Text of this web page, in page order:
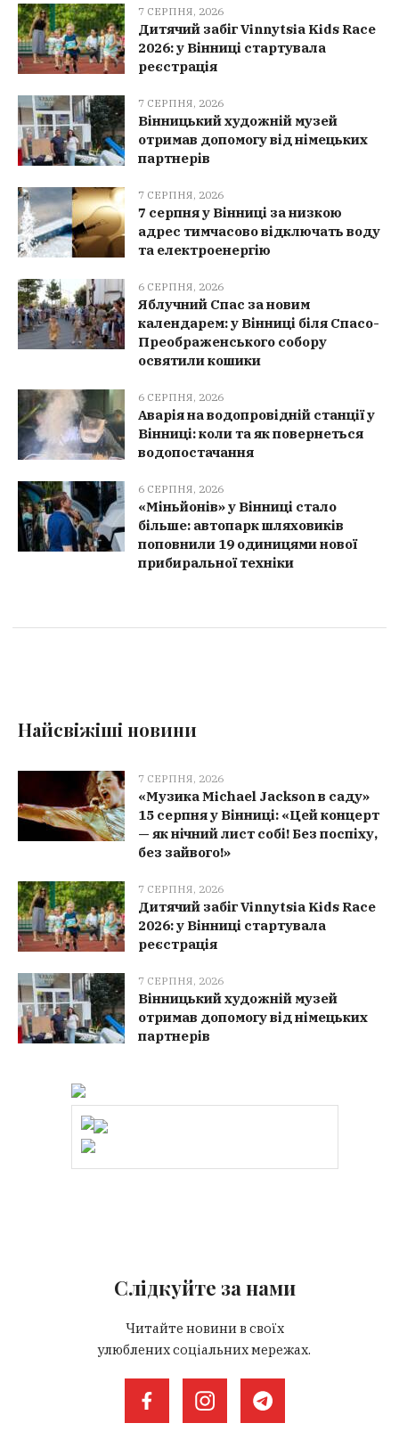
7 СЕРПНЯ, 2026
Дитячий забіг Vinnytsia Kids Race
2026: у Вінниці стартувала
реєстрація
7 СЕРПНЯ, 2026
Вінницький художній музей
отримав допомогу від німецьких
партнерів
7 СЕРПНЯ, 2026
7 серпня у Вінниці за низкою
адрес тимчасово відключать воду
та електроенергію
6 СЕРПНЯ, 2026
Яблучний Спас за новим
календарем: у Вінниці біля Спасо-
Преображенського собору
освятили кошики
6 СЕРПНЯ, 2026
Аварія на водопровідній станції у
Вінниці: коли та як повернеться
водопостачання
6 СЕРПНЯ, 2026
«Міньйонів» у Вінниці стало
більше: автопарк шляховиків
поповнили 19 одиницями нової
прибиральної техніки
Найсвіжіші новини
7 СЕРПНЯ, 2026
«Музика Michael Jackson в саду»
15 серпня у Вінниці: «Цей концерт
— як нічний лист собі! Без поспіху,
без зайвого!»
7 СЕРПНЯ, 2026
Дитячий забіг Vinnytsia Kids Race
2026: у Вінниці стартувала
реєстрація
7 СЕРПНЯ, 2026
Вінницький художній музей
отримав допомогу від німецьких
партнерів
Слідкуйте за нами
Читайте новини в своїх
улюблених соціальних мережах.